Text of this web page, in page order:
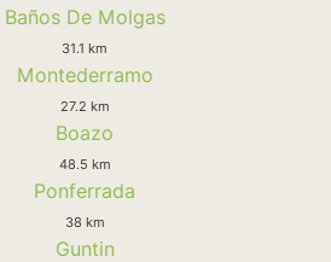
Baños De Molgas
31.1 km
Montederramo
27.2 km
Boazo
48.5 km
Ponferrada
38 km
Guntin